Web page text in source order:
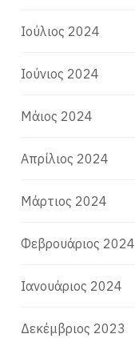
Ιούλιος 2024
Ιούνιος 2024
Μάιος 2024
Απρίλιος 2024
Μάρτιος 2024
Φεβρουάριος 2024
Ιανουάριος 2024
Δεκέμβριος 2023